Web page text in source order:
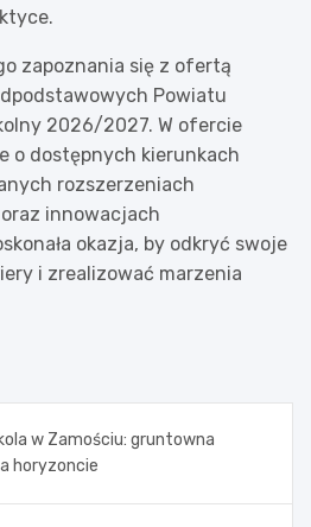
zapoznania się z ofertą
Powiatu
2026/2027. W ofercie
o dostępnych kierunkach
rozszerzeniach
innowacjach
okazja, by odkryć swoje
i zrealizować marzenia
w Zamościu: gruntowna
horyzoncie